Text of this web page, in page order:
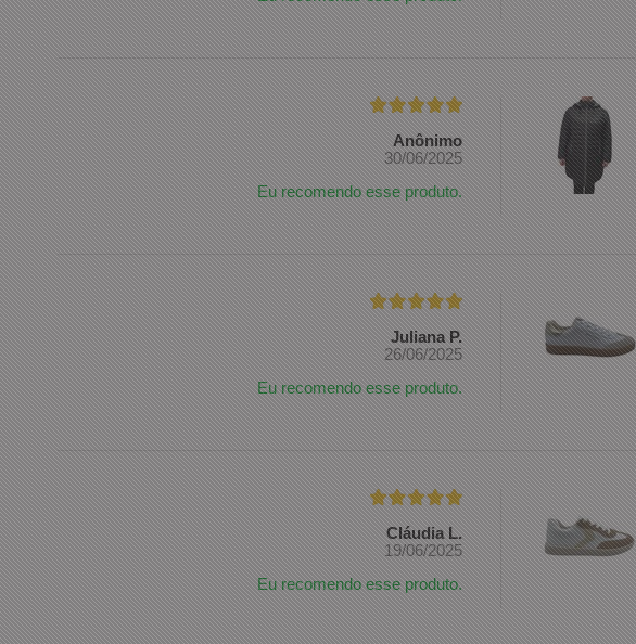
Anônimo
30/06/2025
Eu recomendo esse produto.
Juliana P.
26/06/2025
Eu recomendo esse produto.
Cláudia L.
19/06/2025
Eu recomendo esse produto.